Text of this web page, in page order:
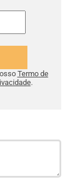
Termo de
.